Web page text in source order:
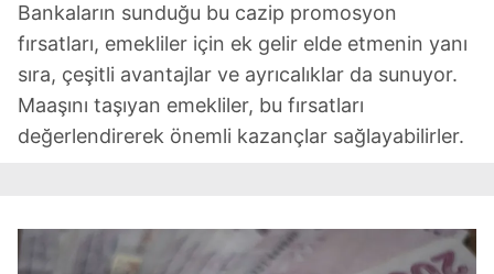
Bankaların sunduğu bu cazip promosyon
fırsatları, emekliler için ek gelir elde etmenin yanı
sıra, çeşitli avantajlar ve ayrıcalıklar da sunuyor.
Maaşını taşıyan emekliler, bu fırsatları
değerlendirerek önemli kazançlar sağlayabilirler.